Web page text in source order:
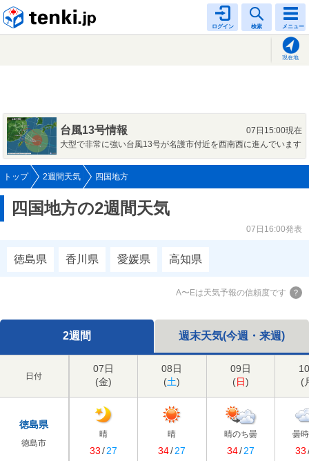
ログイン 検索 メニュー
現在地
台風13号情報
07日15:00現在
大型で非常に強い台風13号が名護市付近を西南西に進んでいます
トップ 2週間天気 四国地方
四国地方の2週間天気
07日16:00発表
徳島県 香川県 愛媛県 高知県
A〜Eは天気予報の信頼度です
2週間 週末天気(今週・来週)
日付
徳島県
徳島市
07日
(金)
晴
33/27
08日
(土)
晴
34/27
09日
(日)
晴のち曇
34/27
(
曇
33